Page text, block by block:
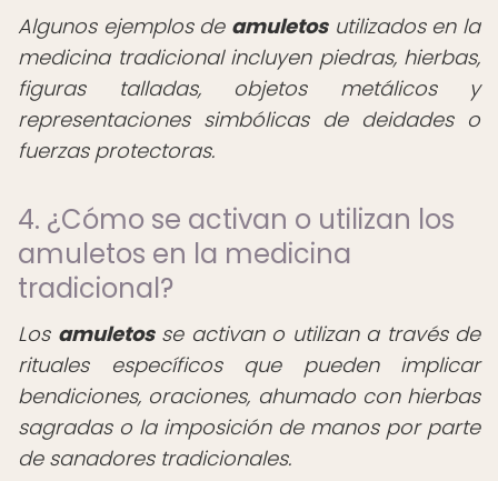
Algunos ejemplos de amuletosutilizados en la
medicina tradicional incluyen piedras, hierbas,
figuras talladas, objetos metálicos y
representaciones simbólicas de deidades o
fuerzas protectoras.
4. ¿Cómo se activan o utilizan los
amuletos en la medicina
tradicional?
Los amuletosse activan o utilizan a través de
rituales específicos que pueden implicar
bendiciones, oraciones, ahumado con hierbas
sagradas o la imposición de manos por parte
de sanadores tradicionales.